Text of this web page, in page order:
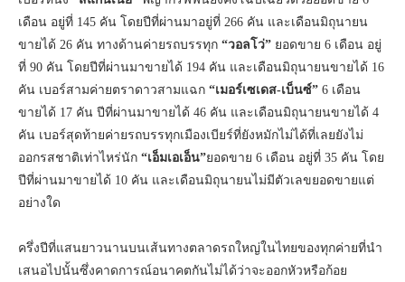
เดือน อยู่ที่ 145 คัน โดยปีที่ผ่านมาอยู่ที่ 266 คัน และเดือนมิถุนายน
ขายได้ 26 คัน ทางด้านค่ายรถบรรทุก “วอลโว่” ยอดขาย 6 เดือน อยู่
ที่ 90 คัน โดยปีที่ผ่านมาขายได้ 194 คัน และเดือนมิถุนายนขายได้ 16
คัน เบอร์สามค่ายตราดาวสามแฉก “เมอร์เซเดส-เบ็นซ์” 6 เดือน
ขายได้ 17 คัน ปีที่ผ่านมาขายได้ 46 คัน และเดือนมิถุนายนขายได้ 4
คัน เบอร์สุดท้ายค่ายรถบรรทุกเมืองเบียร์ที่ยังหมักไม่ได้ที่เลยยังไม่
ออกรสชาติเท่าไหร่นัก “เอ็มเอเอ็น”ยอดขาย 6 เดือน อยู่ที่ 35 คัน โดย
ปีที่ผ่านมาขายได้ 10 คัน และเดือนมิถุนายนไม่มีตัวเลขยอดขายแต่
อย่างใด
ครึ่งปีที่แสนยาวนานบนเส้นทางตลาดรถใหญ่ในไทยของทุกค่ายที่นำ
เสนอไปนั้นซึ่งคาดการณ์อนาคตกันไม่ได้ว่าจะออกหัวหรือก้อย